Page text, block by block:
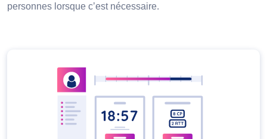
personnes lorsque c’est nécessaire.